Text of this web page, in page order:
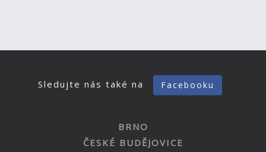
Sledujte nás také na Facebooku
BRNO
ČESKÉ BUDĚJOVICE